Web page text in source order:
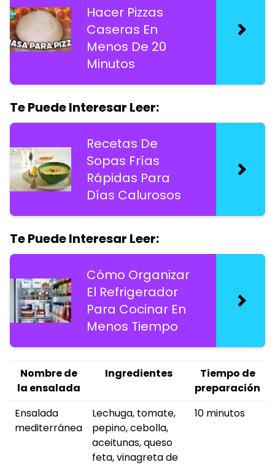
Hacer Pizzas
Caseras En
Menos De 20
Minutos
Te Puede Interesar Leer:
Recetas De
Sopas Frías
Rápidas Para
Días Calurosos
Te Puede Interesar Leer:
Cómo Organizar
El Refrigerador
Para Cocinar En
Menos Tiempo
Nombre de
la ensalada
Ingredientes
Tiempo de
preparación
Ensalada
mediterránea
Lechuga, tomate,
pepino, cebolla,
aceitunas, queso
feta, vinagreta de
10 minutos